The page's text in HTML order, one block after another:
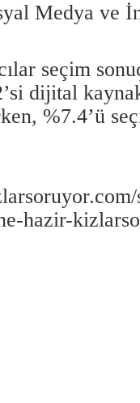
Medya ve
seçim
dijital
%7.4’ü
hazir-